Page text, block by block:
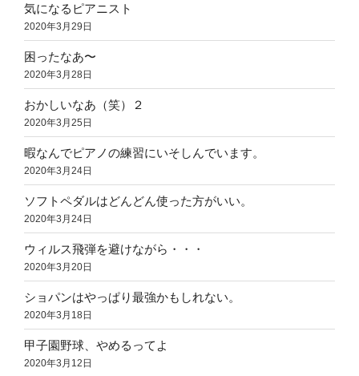
気になるピアニスト
2020年3月29日
困ったなあ〜
2020年3月28日
おかしいなあ（笑）２
2020年3月25日
暇なんでピアノの練習にいそしんでいます。
2020年3月24日
ソフトペダルはどんどん使った方がいい。
2020年3月24日
ウィルス飛弾を避けながら・・・
2020年3月20日
ショパンはやっぱり最強かもしれない。
2020年3月18日
甲子園野球、やめるってよ
2020年3月12日